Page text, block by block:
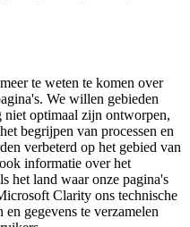
te weten te komen over
We willen gebieden
niet optimaal zijn ontworpen,
begrijpen van processen en
verbeterd op het gebied van
informatie over het
het land waar onze pagina's
Clarity ons technische
gegevens te verzamelen